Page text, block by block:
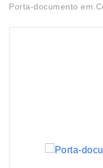
Porta-documento em